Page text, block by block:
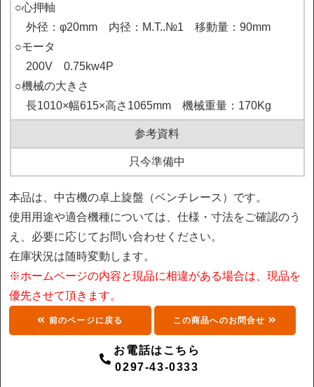
○心押軸
外径：φ20mm　内径：M.T..№1　移動量：90mm
○モータ
200V　0.75kw4P
○機械の大きさ
長1010×幅615×高さ1065mm　機械重量：170Kg
参考資料
只今準備中
本品は、中古機の卓上旋盤（ベンチレース）です。
使用用途や適合機種については、仕様・寸法をご確認のう
え、必要に応じてお問い合わせください。
在庫状況は随時変動します。
※ホームページの内容と現品に相違がある場合は、現品を
優先させて頂きます。
前のページに戻る この商品へのお問合せ
お電話はこちら
0297-43-0333